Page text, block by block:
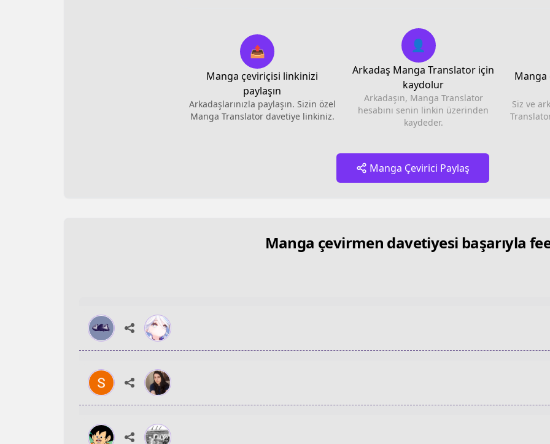
📤
Manga çeviriçisi linkinizi
paylaşın
Arkadaşlarınızla paylaşın. Sizin özel
Manga Translator davetiye linkiniz.
👤
Arkadaş Manga Translator için
kaydolur
Arkadaşın, Manga Translator
hesabını senin linkin üzerinden
kaydeder.
Siz ve
Manga Çevirici Paylaş
Manga çevirmen davetiyesi başarıyla